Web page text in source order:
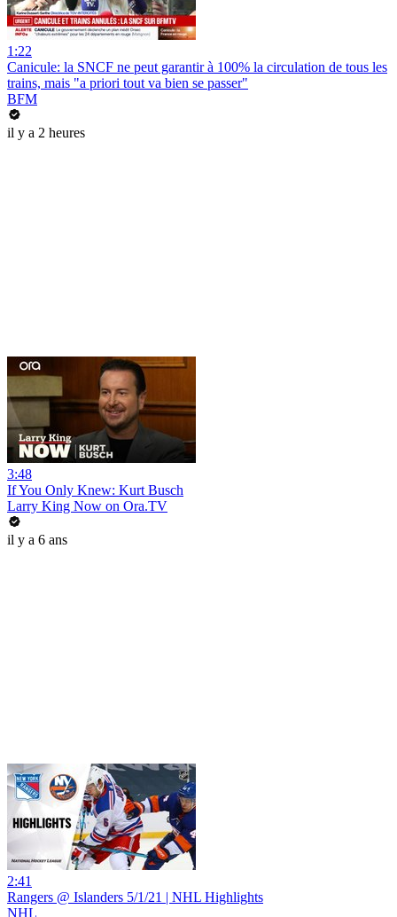
1:22
Canicule: la SNCF ne peut garantir à 100% la circulation de tous les
trains, mais "a priori tout va bien se passer"
BFM
il y a 2 heures
3:48
If You Only Knew: Kurt Busch
Larry King Now on Ora.TV
il y a 6 ans
2:41
Rangers @ Islanders 5/1/21 | NHL Highlights
NHL